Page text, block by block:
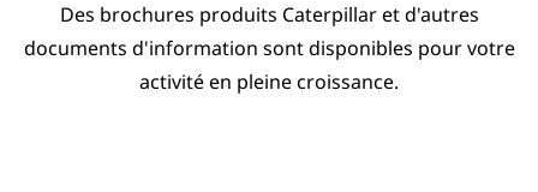
Des brochures produits Caterpillar et d'autres
documents d'information sont disponibles pour votre
activité en pleine croissance.